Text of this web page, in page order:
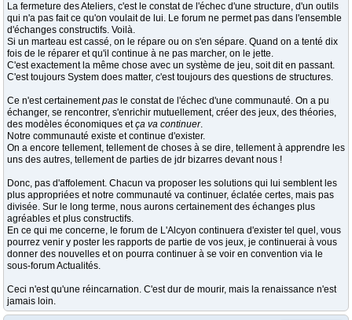
La fermeture des Ateliers, c'est le constat de l'échec d'une structure, d'un outils
qui n'a pas fait ce qu'on voulait de lui. Le forum ne permet pas dans l'ensemble
d'échanges constructifs. Voilà.
Si un marteau est cassé, on le répare ou on s'en sépare. Quand on a tenté dix
fois de le réparer et qu'il continue à ne pas marcher, on le jette.
C'est exactement la même chose avec un système de jeu, soit dit en passant.
C'est toujours System does matter, c'est toujours des questions de structures.
Ce n'est certainementpas le constat de l'échec d'une communauté. On a pu
échanger, se rencontrer, s'enrichir mutuellement, créer des jeux, des théories,
des modèles économiques etça va continuer.
Notre communauté existe et continue d'exister.
On a encore tellement, tellement de choses à se dire, tellement à apprendre les
uns des autres, tellement de parties de jdr bizarres devant nous !
Donc, pas d'affolement. Chacun va proposer les solutions qui lui semblent les
plus appropriées et notre communauté va continuer, éclatée certes, mais pas
divisée. Sur le long terme, nous aurons certainement des échanges plus
agréables et plus constructifs.
En ce qui me concerne, le forum de L'Alcyon continuera d'exister tel quel, vous
pourrez venir y poster les rapports de partie de vos jeux, je continuerai à vous
donner des nouvelles et on pourra continuer à se voir en convention via le
sous-forum Actualités.
Ceci n'est qu'une réincarnation. C'est dur de mourir, mais la renaissance n'est
jamais loin.